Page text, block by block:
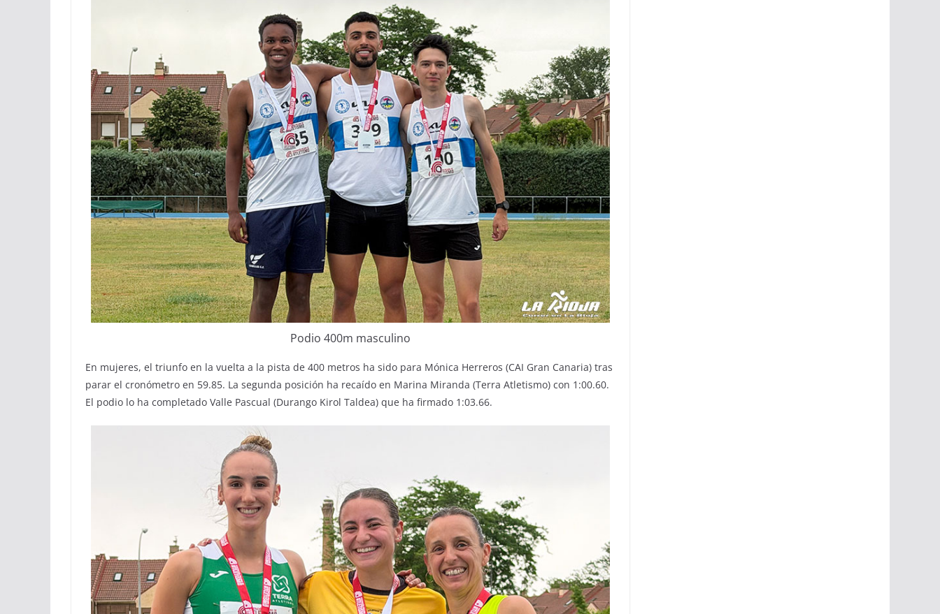
Podio 400m masculino
En mujeres, el triunfo en la vuelta a la pista de 400 metros ha sido para Mónica Herreros (CAI Gran Canaria) tras
parar el cronómetro en 59.85. La segunda posición ha recaído en Marina Miranda (Terra Atletismo) con 1:00.60.
El podio lo ha completado Valle Pascual (Durango Kirol Taldea) que ha firmado 1:03.66.